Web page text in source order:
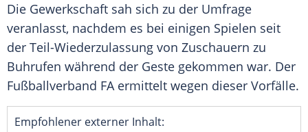
Die Gewerkschaft sah sich zu der Umfrage
veranlasst, nachdem es bei einigen Spielen seit
der Teil-Wiederzulassung von Zuschauern zu
Buhrufen während der Geste gekommen war. Der
Fußballverband FA ermittelt wegen dieser Vorfälle.
Empfohlener externer Inhalt: